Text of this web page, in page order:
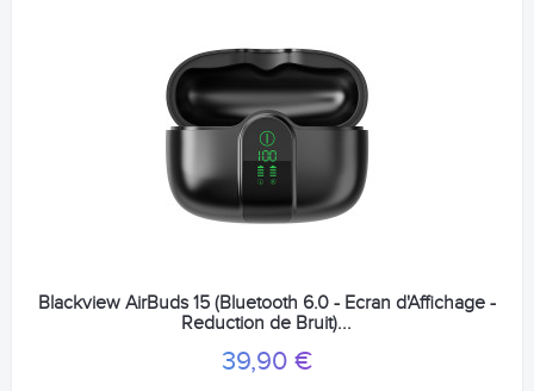
Blackview AirBuds 15 (Bluetooth 6.0 - Ecran d'Affichage -
Reduction de Bruit)...
39,90 €